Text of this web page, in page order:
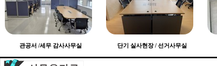
관공서 /세무 감사사무실 단기 실사현장 / 선거사무실